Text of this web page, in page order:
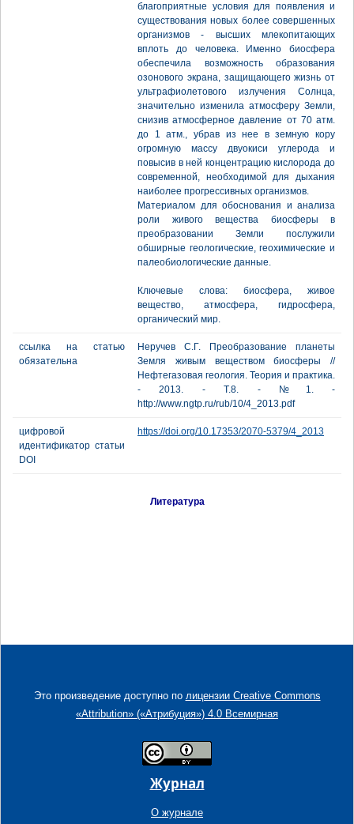
благоприятные условия для появления и
существования новых более совершенных
организмов - высших млекопитающих
вплоть до человека. Именно биосфера
обеспечила возможность образования
озонового экрана, защищающего жизнь от
ультрафиолетового излучения Солнца,
значительно изменила атмосферу Земли,
снизив атмосферное давление от 70 атм.
до 1 атм., убрав из нее в земную кору
огромную массу двуокиси углерода и
повысив в ней концентрацию кислорода до
современной, необходимой для дыхания
наиболее прогрессивных организмов.
Материалом для обоснования и анализа
роли живого вещества биосферы в
преобразовании Земли послужили
обширные геологические, геохимические и
палеобиологические данные.
Ключевые слова: биосфера, живое
вещество, атмосфера, гидросфера,
органический мир.
ссылка на статью
обязательна
Неручев С.Г. Преобразование планеты
Земля живым веществом биосферы //
Нефтегазовая геология. Теория и практика.
- 2013. - Т.8. - №1. -
http://www.ngtp.ru/rub/10/4_2013.pdf
цифровой
идентификатор статьи
DOI
https://doi.org/10.17353/2070-5379/4_2013
Литература
Это произведение доступно по лицензии Creative Commons
«Attribution» («Атрибуция») 4.0 Всемирная
Журнал
О журнале